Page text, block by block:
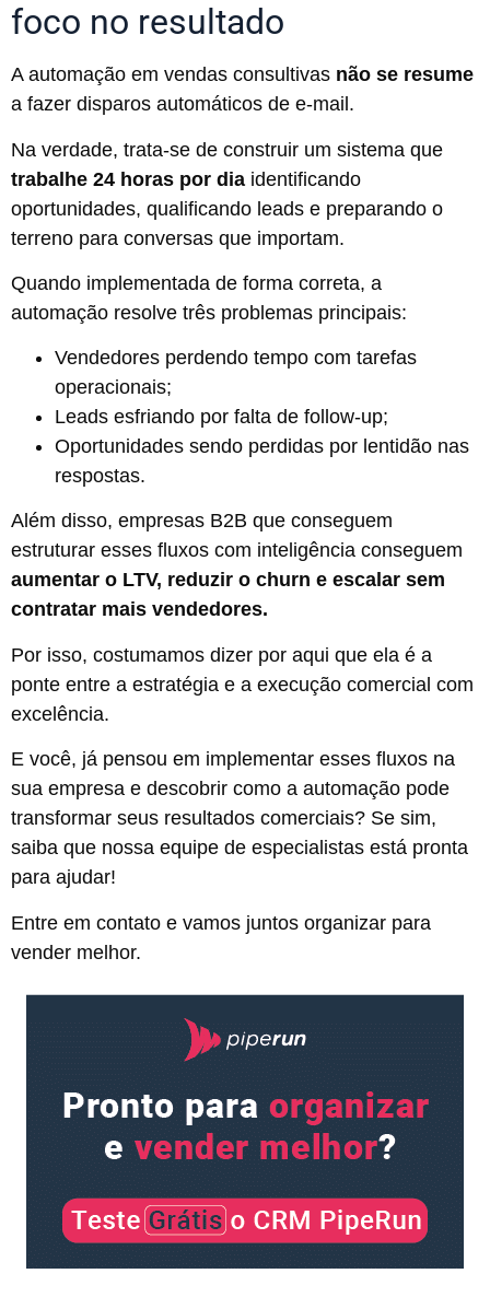
foco no resultado
A automação em vendas consultivas não se resume
a fazer disparos automáticos de e-mail.
Na verdade, trata-se de construir um sistema que
trabalhe 24 horas por dia identificando
oportunidades, qualificando leads e preparando o
terreno para conversas que importam.
Quando implementada de forma correta, a
automação resolve três problemas principais:
Vendedores perdendo tempo com tarefas
operacionais;
Leads esfriando por falta de follow-up;
Oportunidades sendo perdidas por lentidão nas
respostas.
Além disso, empresas B2B que conseguem
estruturar esses fluxos com inteligência conseguem
aumentar o LTV, reduzir o churn e escalar sem
contratar mais vendedores.
Por isso, costumamos dizer por aqui que ela é a
ponte entre a estratégia e a execução comercial com
excelência.
E você, já pensou em implementar esses fluxos na
sua empresa e descobrir como a automação pode
transformar seus resultados comerciais? Se sim,
saiba que nossa equipe de especialistas está pronta
para ajudar!
Entre em contato e vamos juntos organizar para
vender melhor.